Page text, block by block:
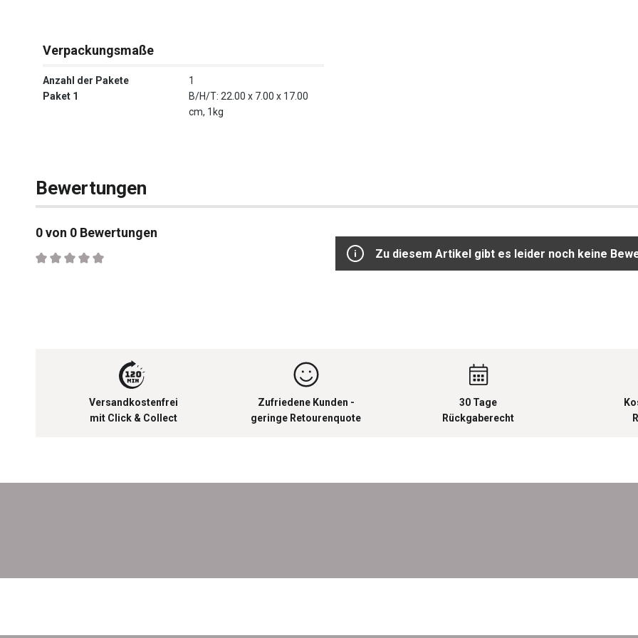
Verpackungsmaße
Anzahl der Pakete
1
Paket 1
B/H/T: 22.00 x 7.00 x 17.00
cm, 1kg
Bewertungen
0 von 0 Bewertungen
Durchschnittliche Bewertung von 0 von 5 Sternen
Zu diesem Artikel gibt es leider noch keine
Versandkostenfrei
mit Click & Collect
Zufriedene Kunden -
geringe Retourenquote
30 Tage
Rückgaberecht